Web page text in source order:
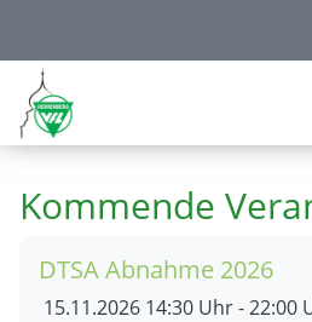
Kommende
DTSA Abnahme 2026
15.11.2026 14:30 Uhr - 22:00